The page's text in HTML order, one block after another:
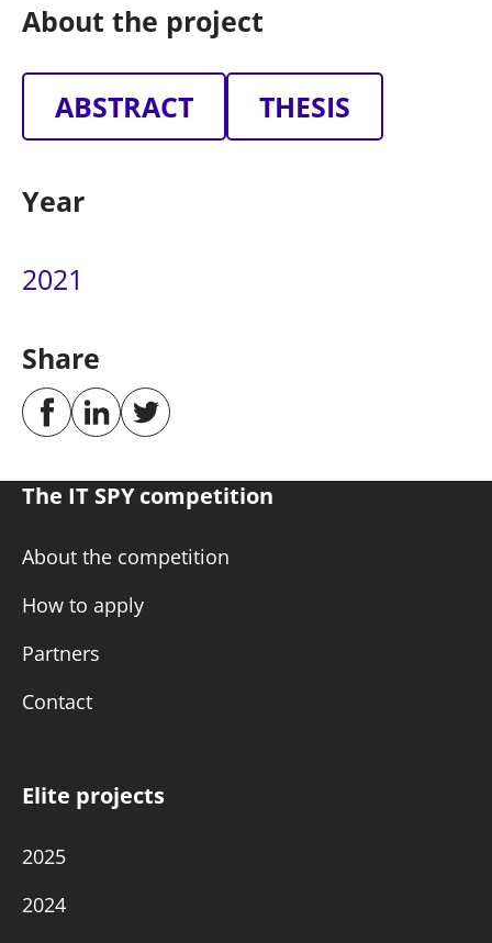
About the project
ABSTRACT THESIS
Year
2021
Share
The IT SPY competition
About the competition
How to apply
Partners
Contact
Elite projects
2025
2024